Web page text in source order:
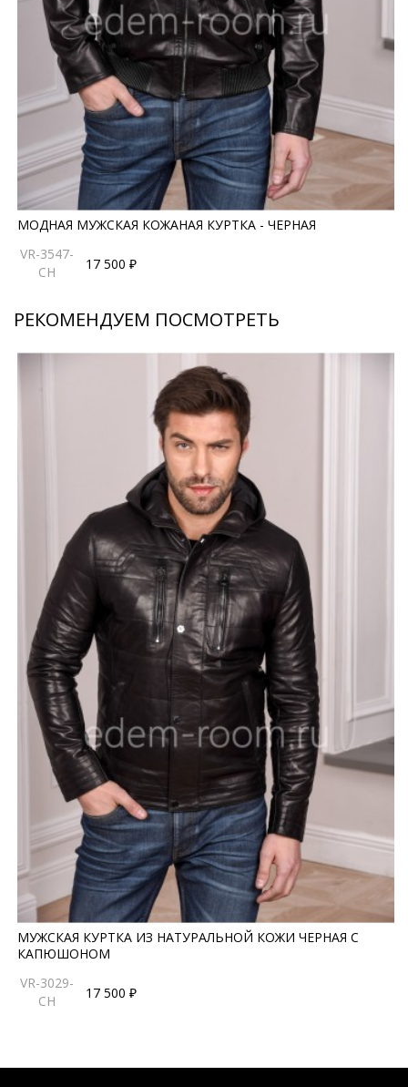
МОДНАЯ МУЖСКАЯ КОЖАНАЯ КУРТКА - ЧЕРНАЯ
VR-3547-
CH
17 500 ₽
РЕКОМЕНДУЕМ ПОСМОТРЕТЬ
МУЖСКАЯ КУРТКА ИЗ НАТУРАЛЬНОЙ КОЖИ ЧЕРНАЯ С
КАПЮШОНОМ
VR-3029-
CH
17 500 ₽